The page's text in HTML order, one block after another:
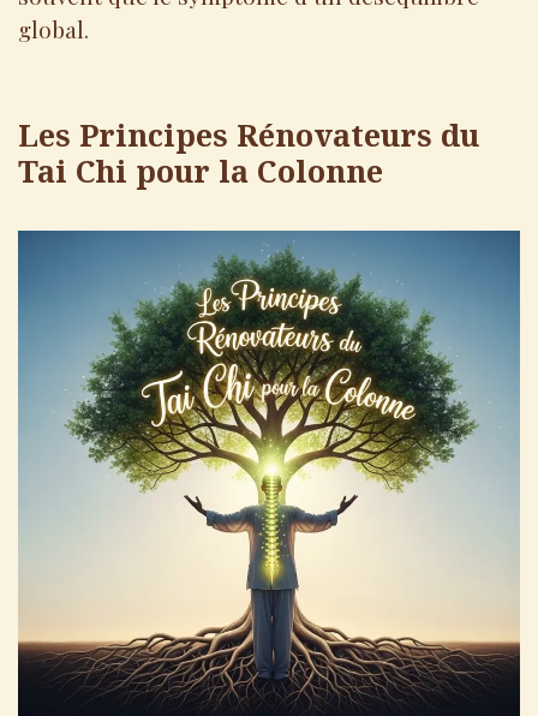
global.
Les Principes Rénovateurs du
Tai Chi pour la Colonne